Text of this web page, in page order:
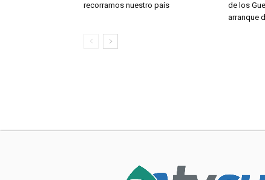
recorramos nuestro país
de los
arranque